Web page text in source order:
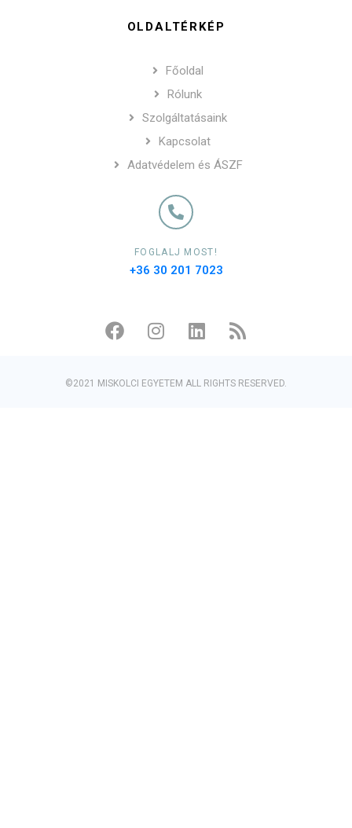
OLDALTÉRKÉP
Főoldal
Rólunk
Szolgáltatásaink
Kapcsolat
Adatvédelem és ÁSZF
FOGLALJ MOST!
+36 30 201 7023
©2021 MISKOLCI EGYETEM ALL RIGHTS RESERVED.